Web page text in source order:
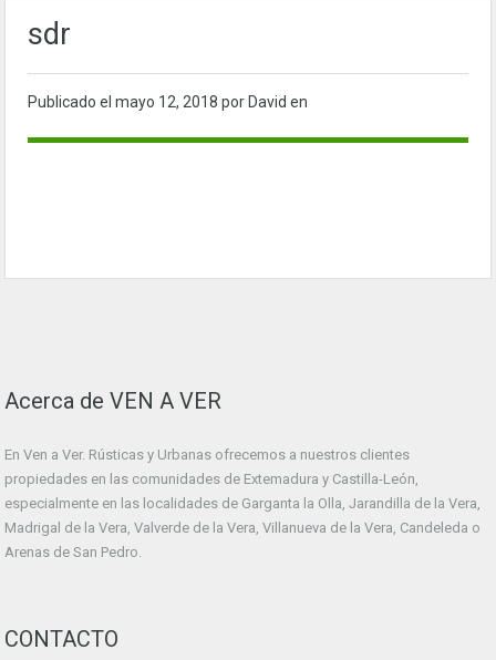
sdr
Publicado el mayo 12, 2018 por David en
Acerca de VEN A VER
En Ven a Ver. Rústicas y Urbanas ofrecemos a nuestros clientes
propiedades en las comunidades de Extemadura y Castilla-León,
especialmente en las localidades de Garganta la Olla, Jarandilla de la Vera,
Madrigal de la Vera, Valverde de la Vera, Villanueva de la Vera, Candeleda o
Arenas de San Pedro.
CONTACTO